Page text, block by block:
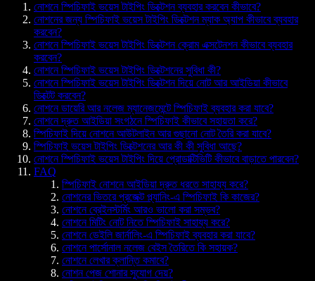
নোশনে স্পিচিফাই ভয়েস টাইপিং ডিক্টেশন ব্যবহার করবেন কীভাবে?
নোশনের জন্য স্পিচিফাই ভয়েস টাইপিং ডিক্টেশন ম্যাক অ্যাপ কীভাবে ব্যবহার
করবেন?
নোশনে স্পিচিফাই ভয়েস টাইপিং ডিক্টেশন ক্রোম এক্সটেনশন কীভাবে ব্যবহার
করবেন?
নোশনে স্পিচিফাই ভয়েস টাইপিং ডিক্টেশনের সুবিধা কী?
নোশনে স্পিচিফাই ভয়েস টাইপিং ডিক্টেশন দিয়ে নোট আর আইডিয়া কীভাবে
ডিক্টেট করবেন?
নোশনে ডায়েরি আর নলেজ ম্যানেজমেন্টে স্পিচিফাই ব্যবহার করা যাবে?
নোশনে দ্রুত আইডিয়া সংগঠনে স্পিচিফাই কীভাবে সহায়তা করে?
স্পিচিফাই দিয়ে নোশনে আউটলাইন আর গুছানো নোট তৈরি করা যাবে?
স্পিচিফাই ভয়েস টাইপিং ডিক্টেশনের আর কী কী সুবিধা আছে?
নোশনে স্পিচিফাই ভয়েস টাইপিং দিয়ে প্রোডাক্টিভিটি কীভাবে বাড়াতে পারবেন?
FAQ
স্পিচিফাই নোশনে আইডিয়া দ্রুত ধরতে সাহায্য করে?
নোশনের ভিতরে প্রজেক্ট প্ল্যানিং-এ স্পিচিফাই কি কাজের?
নোশনে ব্রেইনস্টর্মিং আরও ভালো করা সম্ভব?
নোশনে মিটিং নোট নিতে স্পিচিফাই সাহায্য করে?
নোশনে ডেইলি জার্নালিং-এ স্পিচিফাই ব্যবহার করা যাবে?
নোশনে পার্সোনাল নলেজ বেইস তৈরিতে কি সহায়ক?
নোশনে লেখার ক্লান্তি কমাবে?
নোশন পেজ শোনার সুযোগ দেয়?